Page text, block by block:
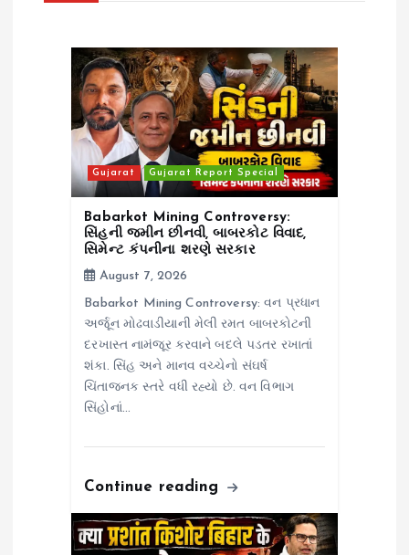
Gujarat Gujarat Report Special
Babarkot Mining Controversy:
સિંહની જમીન છીનવી, બાબરકોટ વિવાદ,
સિમેન્ટ કંપનીના શરણે સરકાર
August 7, 2026
Babarkot Mining Controversy: વન પ્રધાન
અર્જૂન મોઢવાડીયાની મેલી રમત બાબરકોટની
દરખાસ્ત નામંજૂર કરવાને બદલે પડતર રખાતાં
શંકા. સિંહ અને માનવ વચ્ચેનો સંઘર્ષ
ચિંતાજનક સ્તરે વધી રહ્યો છે. વન વિભાગ
સિંહોનાં…
Continue reading